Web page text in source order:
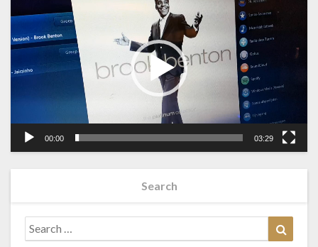
00:00 03:29
Search
Search
for: